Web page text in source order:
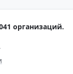
организаций.